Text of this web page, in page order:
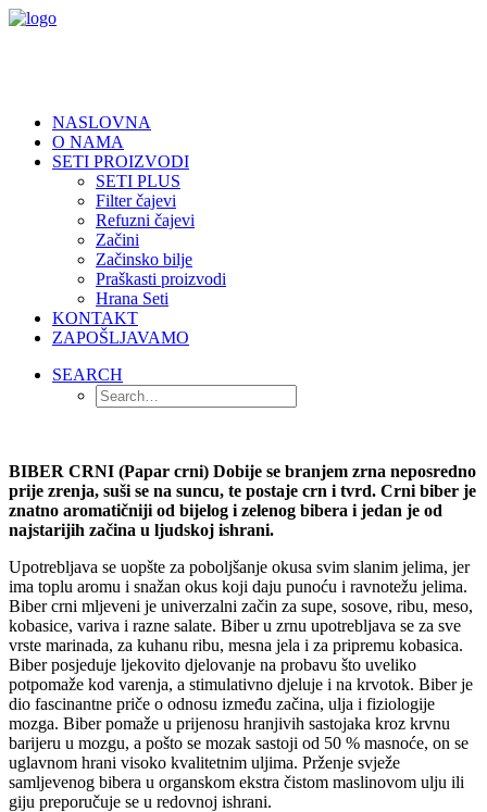
NASLOVNA
O NAMA
SETI PROIZVODI
SETI PLUS
Filter čajevi
Refuzni čajevi
Začini
Začinsko bilje
Praškasti proizvodi
Hrana Seti
KONTAKT
ZAPOŠLJAVAMO
SEARCH
BIBER CRNI (Papar crni) Dobije se branjem zrna neposredno
prije zrenja, suši se na suncu, te postaje crn i tvrd. Crni biber je
znatno aromatičniji od bijelog i zelenog bibera i jedan je od
najstarijih začina u ljudskoj ishrani.
Upotrebljava se uopšte za poboljšanje okusa svim slanim jelima, jer
ima toplu aromu i snažan okus koji daju punoću i ravnotežu jelima.
Biber crni mljeveni je univerzalni začin za supe, sosove, ribu, meso,
kobasice, variva i razne salate. Biber u zrnu upotrebljava se za sve
vrste marinada, za kuhanu ribu, mesna jela i za pripremu kobasica.
Biber posjeduje ljekovito djelovanje na probavu što uveliko
potpomaže kod varenja, a stimulativno djeluje i na krvotok. Biber je
dio fascinantne priče o odnosu između začina, ulja i fiziologije
mozga. Biber pomaže u prijenosu hranjivih sastojaka kroz krvnu
barijeru u mozgu, a pošto se mozak sastoji od 50 % masnoće, on se
uglavnom hrani visoko kvalitetnim uljima. Prženje svježe
samljevenog bibera u organskom ekstra čistom maslinovom ulju ili
giju preporučuje se u redovnoj ishrani.